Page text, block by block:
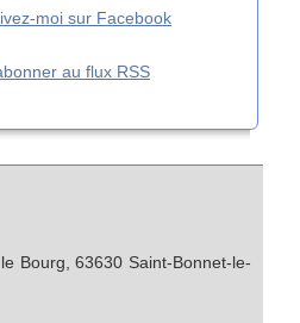
moi sur Facebook
au flux RSS
Bourg, 63630 Saint-Bonnet-le-